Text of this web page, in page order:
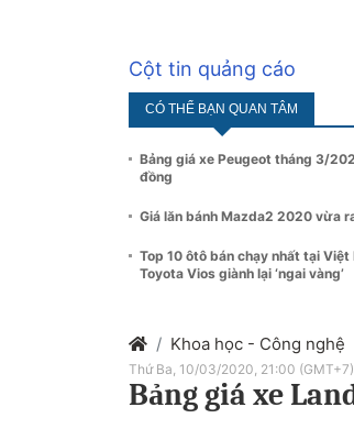
Cột tin quảng cáo
CÓ THỂ BẠN QUAN TÂM
Bảng giá xe Peugeot tháng 3/
đồng
Giá lăn bánh Mazda2 2020 vừa
Top 10 ôtô bán chạy nhất tại
Toyota Vios giành lại ‘ngai vàng’
Khoa học - Công nghệ
Thứ Ba, 10/03/2020, 21:00 (GMT+7)
Bảng giá xe